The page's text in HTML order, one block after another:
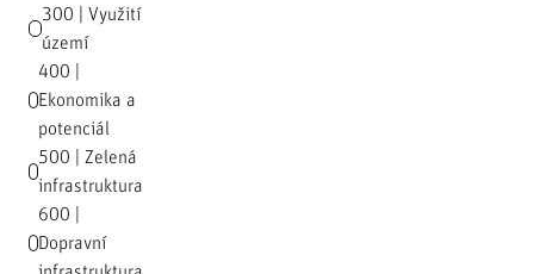
300 | Využití
území
400 |
Ekonomika a
potenciál
500 | Zelená
infrastruktura
600 |
Dopravní